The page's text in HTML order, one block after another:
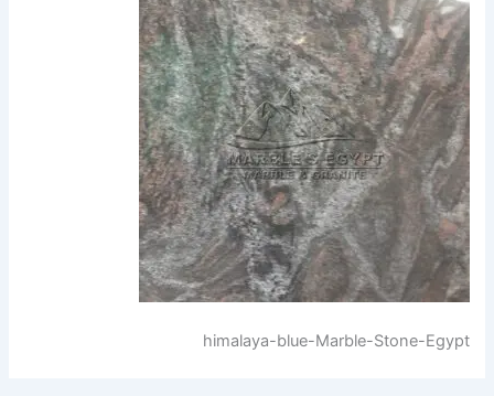
himalaya-blue-Marble-Stone-Egypt